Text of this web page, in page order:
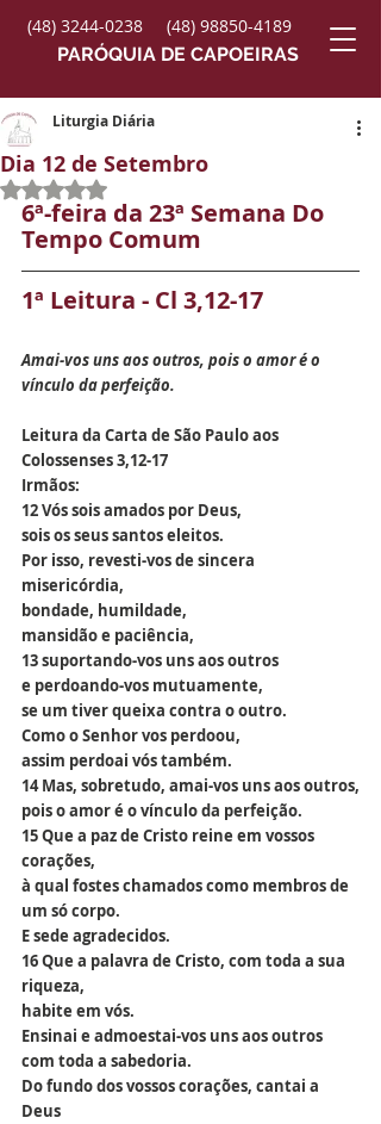
(48) 3244-0238
(48) 98850-4189
PARÓQUIA DE CAPOEIRAS
Dia 12 de Setembro
Liturgia Diária
Avaliado com NaN de 5 estrelas.
6ª-feira da 23ª Semana Do
Tempo Comum
1ª Leitura - Cl 3,12-17
Amai-vos uns aos outros, pois o amor é o
vínculo da perfeição.
Leitura da Carta de São Paulo aos
Colossenses 3,12-17
Irmãos:
12 Vós sois amados por Deus,
sois os seus santos eleitos.
Por isso, revesti-vos de sincera
misericórdia,
bondade, humildade,
mansidão e paciência,
13 suportando-vos uns aos outros
e perdoando-vos mutuamente,
se um tiver queixa contra o outro.
Como o Senhor vos perdoou,
assim perdoai vós também.
14 Mas, sobretudo, amai-vos uns aos outros,
pois o amor é o vínculo da perfeição.
15 Que a paz de Cristo reine em vossos
corações,
à qual fostes chamados como membros de
um só corpo.
E sede agradecidos.
16 Que a palavra de Cristo, com toda a sua
riqueza,
habite em vós.
Ensinai e admoestai-vos uns aos outros
com toda a sabedoria.
Do fundo dos vossos corações, cantai a
Deus